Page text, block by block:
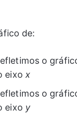
de:
o
eixo x
o
eixo y